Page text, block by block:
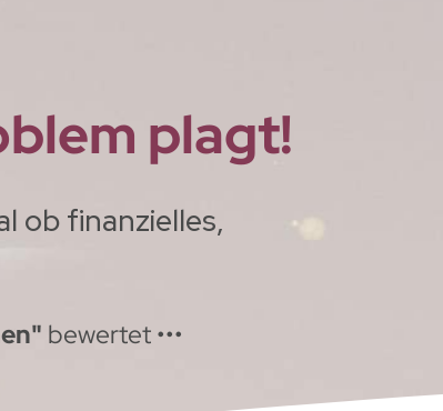
plagt!
ob finanzielles,
bewertet •••